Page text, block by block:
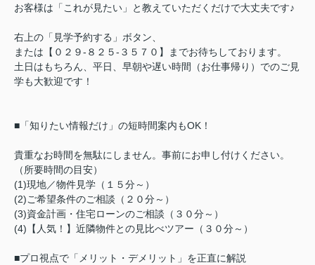
お客様は「これが見たい」と教えていただくだけで大丈夫です♪
右上の「見学予約する」ボタン、
または【０２９-８２５-３５７０】までお待ちしております。
土日はもちろん、平日、早朝や遅い時間（お仕事帰り）でのご見
学も大歓迎です！
■「知りたい情報だけ」の短時間案内もOK！
貴重なお時間を無駄にしません。事前にお申し付けください。
（所要時間の目安）
(1)現地／物件見学（１５分～）
(2)ご希望条件のご相談（２０分～）
(3)資金計画・住宅ローンのご相談（３０分～）
(4)【人気！】近隣物件との見比べツアー（３０分～）
■プロ視点で「メリット・デメリット」を正直に解説